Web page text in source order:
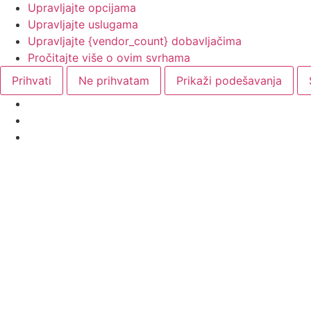
Upravljajte opcijama
Upravljajte uslugama
Upravljajte {vendor_count} dobavljačima
Pročitajte više o ovim svrhama
Prihvati
Ne prihvatam Prikaži podešavanja